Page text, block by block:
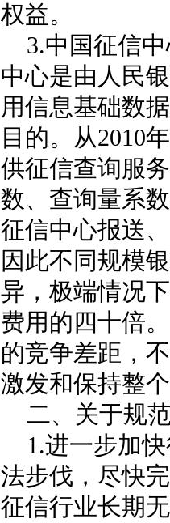
权益。
3.中国征信中
中心是由人民
用信息基础数
目的。从2010
供征信查询服
数、查询量系
征信中心报送
因此不同规模
异，极端情况
费用的四十倍
的竞争差距，
激发和保持整
二、关于规
1.进一步加快
法步伐，尽快
征信行业长期